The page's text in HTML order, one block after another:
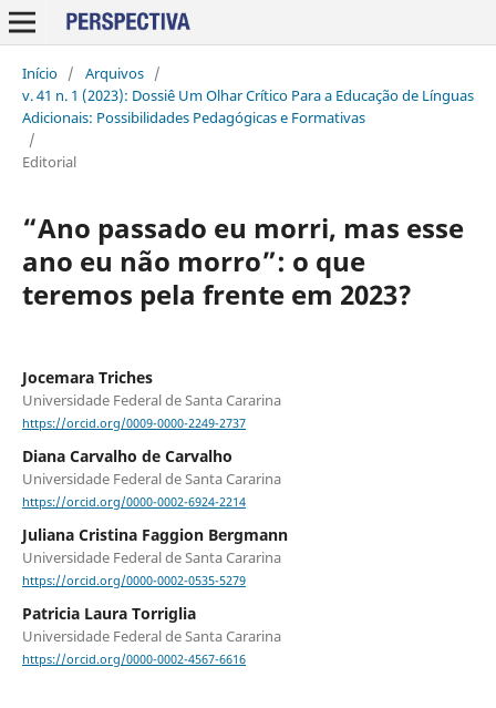
Início / Arquivos /
v. 41 n. 1 (2023): Dossiê Um Olhar Crítico Para a Educação de Línguas
Adicionais: Possibilidades Pedagógicas e Formativas
/
Editorial
“Ano passado eu morri, mas esse
ano eu não morro”: o que
teremos pela frente em 2023?
Jocemara Triches
Universidade Federal de Santa Cararina
https://orcid.org/0009-0000-2249-2737
Diana Carvalho de Carvalho
Universidade Federal de Santa Cararina
https://orcid.org/0000-0002-6924-2214
Juliana Cristina Faggion Bergmann
Universidade Federal de Santa Cararina
https://orcid.org/0000-0002-0535-5279
Patricia Laura Torriglia
Universidade Federal de Santa Cararina
https://orcid.org/0000-0002-4567-6616